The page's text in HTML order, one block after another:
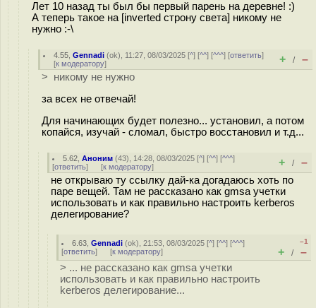
Лет 10 назад ты был бы первый парень на деревне! :)
А теперь такое на [inverted строну света] никому не
нужно :-\
4.55 ,Gennadi (ok), 11:27, 08/03/2025 [^] [^^] [^^^] [ответить]
[к модератору] + / –
> никому не нужно
за всех не отвечай!
Для начинающих будет полезно... установил, а потом
копайся, изучай - сломал, быстро восстановил и т.д...
5.62 ,Аноним (43), 14:28, 08/03/2025 [^] [^^] [^^^]
[ответить] [к модератору] + / –
не открываю ту ссылку дай-ка догадаюсь хоть по
паре вещей. Там не рассказано как gmsa учетки
использовать и как правильно настроить kerberos
делегирование?
6.63 ,Gennadi (ok), 21:53, 08/03/2025 [^] [^^] [^^^]
[ответить] [к модератору]
–1
+ / –
> ... не рассказано как gmsa учетки
использовать и как правильно настроить
kerberos делегирование...